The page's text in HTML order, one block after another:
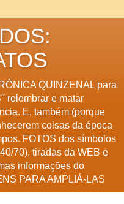
QUINZENAL para
relembrar e matar
E, também (porque
coisas da época
FOTOS dos símbolos
70), tiradas da WEB e
informações do
PARA AMPLIÁ-LAS